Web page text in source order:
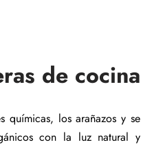
de cocina
químicas, los arañazos y se
con la luz natural y